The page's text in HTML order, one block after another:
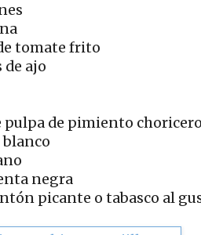
tomate frito
de ajo
pulpa de pimiento
blanco
negra
picante o tabasco al